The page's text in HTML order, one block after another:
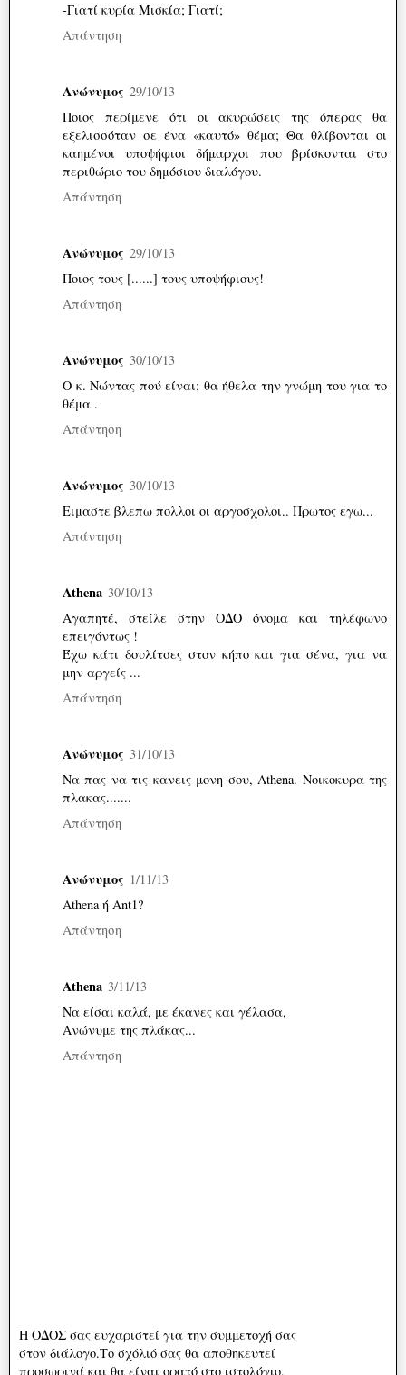
-Γιατί κυρία Μισκία; Γιατί;
Απάντηση
Ανώνυμος 29/10/13
Ποιος περίμενε ότι οι ακυρώσεις της όπερας θα
εξελισσόταν σε ένα «καυτό» θέμα; Θα θλίβονται οι
καημένοι υποψήφιοι δήμαρχοι που βρίσκονται στο
περιθώριο του δημόσιου διαλόγου.
Απάντηση
Ανώνυμος 29/10/13
Ποιος τους [......] τους υποψήφιους!
Απάντηση
Ανώνυμος 30/10/13
Ο κ. Νώντας πού είναι; θα ήθελα την γνώμη του για το
θέμα .
Απάντηση
Ανώνυμος 30/10/13
Ειμαστε βλεπω πολλοι οι αργοσχολοι.. Πρωτος εγω...
Απάντηση
Athena 30/10/13
Αγαπητέ, στείλε στην ΟΔΟ όνομα και τηλέφωνο
επειγόντως !
Έχω κάτι δουλίτσες στον κήπο και για σένα, για να
μην αργείς ...
Απάντηση
Ανώνυμος 31/10/13
Να πας να τις κανεις μονη σου, Athena. Νοικοκυρα της
πλακας.......
Απάντηση
Ανώνυμος 1/11/13
Athena ή Ant1?
Απάντηση
Athena 3/11/13
Να είσαι καλά, με έκανες και γέλασα,
Ανώνυμε της πλάκας...
Απάντηση
Η ΟΔΟΣ σας ευχαριστεί για την συμμετοχή σας
στον διάλογο.Το σχόλιό σας θα αποθηκευτεί
προσωρινά και θα είναι ορατό στο ιστολόγιο,